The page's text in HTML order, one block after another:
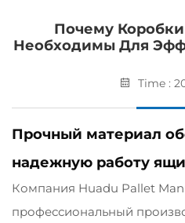
Почему
Необходимы Для
Time :
Прочный материал
надежную работу
Компания Huadu Pallet
профессиональный